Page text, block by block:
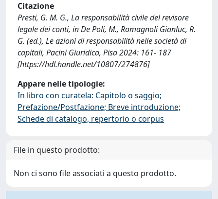
Citazione
Presti, G. M. G., La responsabilità civile del revisore
legale dei conti, in De Poli, M., Romagnoli Gianluc, R.
G. (ed.), Le azioni di responsabilità nelle società di
capitali, Pacini Giuridica, Pisa 2024: 161- 187
[https://hdl.handle.net/10807/274876]
Appare nelle tipologie:
In libro con curatela: Capitolo o saggio;
Prefazione/Postfazione; Breve introduzione;
Schede di catalogo, repertorio o corpus
File in questo prodotto:
Non ci sono file associati a questo prodotto.